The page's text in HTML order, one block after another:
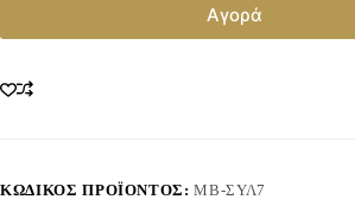
Αγορά
ΚΩΔΙΚΌΣ ΠΡΟΪΌΝΤΟΣ:ΜΒ-ΣΥΛ7